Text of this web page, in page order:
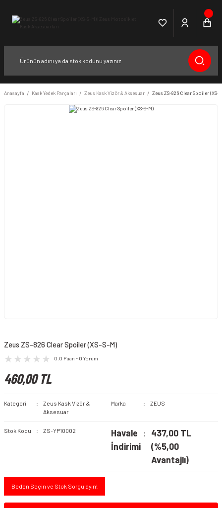
Anasayfa Kask Yedek Parçaları Zeus Kask Vizör & Aksesuar Zeus ZS-826 Clear Spoiler (XS-
Zeus ZS-826 Clear Spoiler (XS-S-M)
0.0 Puan - 0 Yorum
460,00 TL
Kategori
Zeus Kask Vizör &
Aksesuar
Marka ZEUS
Stok Kodu ZS-YP10002
Havale
İndirimi
437,00 TL
(%5,00
Avantajlı)
Beden Seçin ve Stok Sorgulayın!